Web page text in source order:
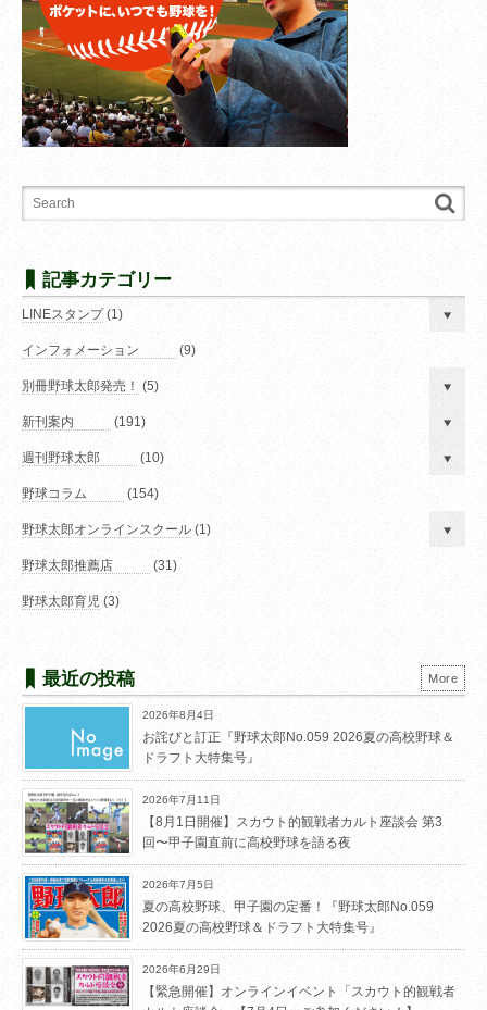
記事カテゴリー
LINEスタンプ(1)
インフォメーション (9)
別冊野球太郎発売！ (5)
新刊案内 (191)
週刊野球太郎 (10)
野球コラム (154)
野球太郎オンラインスクール (1)
野球太郎推薦店 (31)
野球太郎育児 (3)
最近の投稿
2026年8月4日
お詫びと訂正『野球太郎No.059 2026夏の高校野球＆
ドラフト大特集号』
2026年7月11日
【8月1日開催】スカウト的観戦者カルト座談会 第3
回〜甲子園直前に高校野球を語る夜
2026年7月5日
夏の高校野球、甲子園の定番！『野球太郎No.059
2026夏の高校野球＆ドラフト大特集号』
2026年6月29日
【緊急開催】オンラインイベント「スカウト的観戦者
More